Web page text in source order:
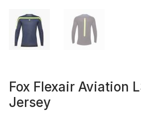
Fox Flexair Aviation
Jersey